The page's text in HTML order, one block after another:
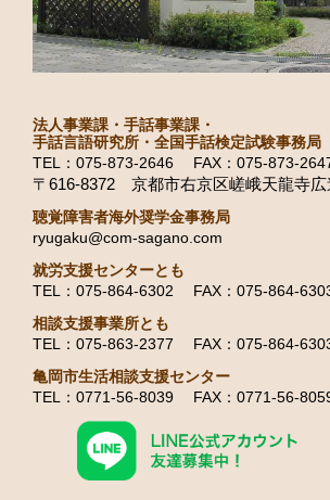
法人事業課・手話事業課・
手話言語研究所・全国手話検定試験事務局
TEL：075-873-2646 FAX：075-873-
〒616-8372 京都市右京区嵯峨天龍寺広
聴覚障害者海外奨学金事務局
ryugaku@com-sagano.com
就労支援センターとも
TEL：075-864-6302 FAX：075-864-
相談支援事業所とも
TEL：075-863-2377 FAX：075-864-
亀岡市生活相談支援センター
TEL：0771-56-8039 FAX：0771-56-